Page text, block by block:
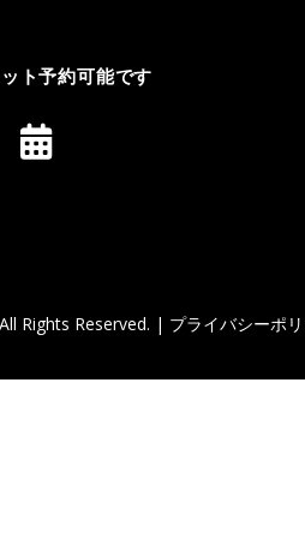
ト予約可能です
Rights Reserved. | プライバシーポ